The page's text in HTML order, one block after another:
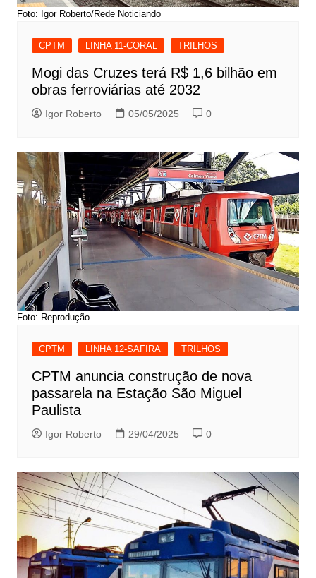
Foto: Igor Roberto/Rede Noticiando
CPTM LINHA 11-CORAL TRILHOS
Mogi das Cruzes terá R$ 1,6 bilhão em
obras ferroviárias até 2032
Igor Roberto 05/05/2025 0
Foto: Reprodução
CPTM LINHA 12-SAFIRA TRILHOS
CPTM anuncia construção de nova
passarela na Estação São Miguel
Paulista
Igor Roberto 29/04/2025 0